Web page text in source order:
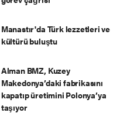
Manastır'da Türk lezzetleri ve
kültürü buluştu
Alman BMZ, Kuzey
Makedonya’daki fabrikasını
kapatıp üretimini Polonya’ya
taşıyor